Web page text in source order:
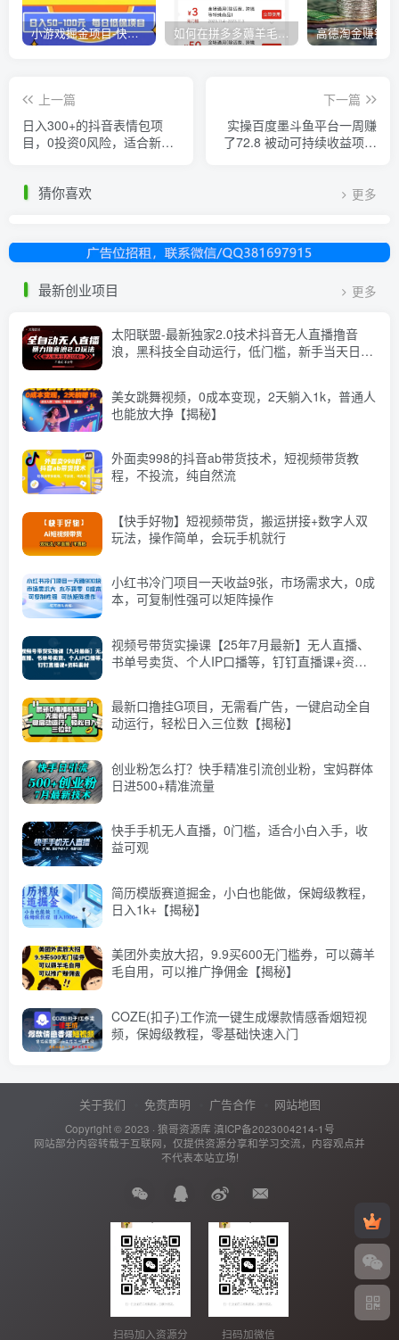
小游戏掘金项目-快手商业养机教程（小游戏养机） 如何在拼多多薅羊毛，教你撸品台无门槛优惠券，一单利润50-300！
上一篇
日入300+的抖音表情包项
目，0投资0风险，适合新手
下一篇
实操百度墨斗鱼平台一周赚
了72.8 被动可持续收益项目
猜你喜欢 更多
最新创业项目 更多
太阳联盟-最新独家2.0技术抖音无人直播撸音
浪，黑科技全自动运行，低门槛，新手当天日入
美女跳舞视频，0成本变现，2天躺入1k，普通人
也能放大挣【揭秘】
外面卖998的抖音ab带货技术，短视频带货教
程，不投流，纯自然流
【快手好物】短视频带货，搬运拼接+数字人双
玩法，操作简单，会玩手机就行
小红书冷门项目一天收益9张，市场需求大，0成
本，可复制性强可以矩阵操作
视频号带货实操课【25年7月最新】无人直播、
书单号卖货、个人IP口播等，钉钉直播课+资料
最新口撸挂G项目，无需看广告，一键启动全自
动运行，轻松日入三位数【揭秘】
创业粉怎么打？快手精准引流创业粉，宝妈群体
日进500+精准流量
快手手机无人直播，0门槛，适合小白入手，收
益可观
简历模版赛道掘金，小白也能做，保姆级教程，
日入1k+【揭秘】
美团外卖放大招，9.9买600无门槛券，可以薅羊
毛自用，可以推广挣佣金【揭秘】
COZE(扣子)工作流一键生成爆款情感香烟短视
频，保姆级教程，零基础快速入门
关于我们 免责声明 广告合作 网站地图
Copyright © 2023 · 狼哥资源库 滇ICP备2023004214-1号
网站部分内容转载于互联网，仅提供资源分享和学习交流，内容观点并
不代表本站立场!
扫码加入资源分 扫码加微信